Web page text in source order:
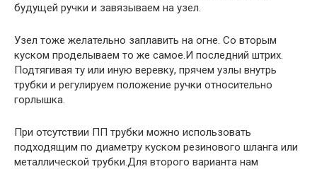
будущей ручки и завязываем на узел.
Узел тоже желательно заплавить на огне. Со вторым
куском проделываем то же самое.И последний штрих.
Подтягивая ту или иную веревку, прячем узлы внутрь
трубки и регулируем положение ручки относительно
горлышка.
При отсутствии ПП трубки можно использовать
подходящим по диаметру куском резинового шланга или
металлической трубки.Для второго варианта нам